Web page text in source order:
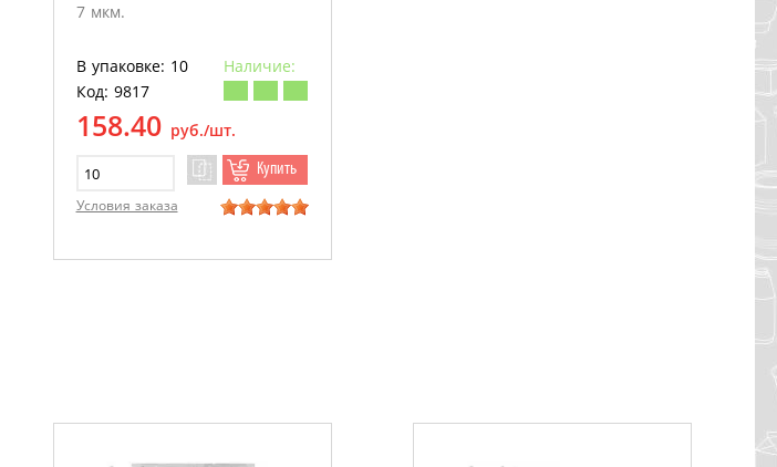
7 мкм.
В упаковке: 10
Наличие:
Код: 9817
158.40 руб./шт.
Купить
Условия заказа